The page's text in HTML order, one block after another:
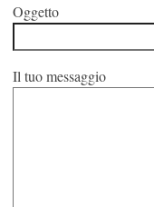
Oggetto
Il tuo messaggio